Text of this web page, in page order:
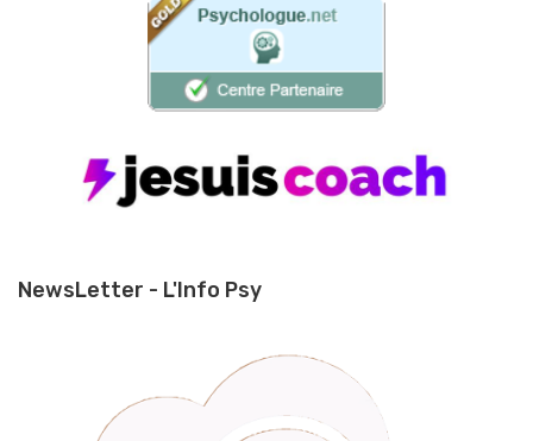
NewsLetter - L'Info Psy